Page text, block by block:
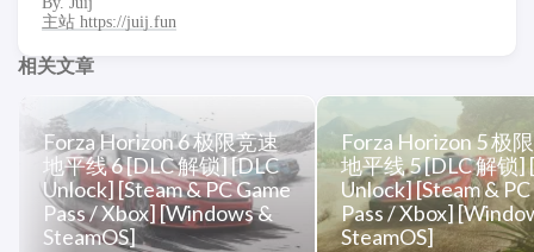
主站 https://juij.fun
相关文章
Forza Horizon 6 极限竞速
地平线 6 [DLC 解锁] [DLC
Unlock] [Steam & PC Game
Pass / Xbox] [Windows &
SteamOS]
Forza Horizon 5 极
地平线 5 [DLC 解锁]
Unlock] [Steam &
Pass / Xbox]
SteamOS]